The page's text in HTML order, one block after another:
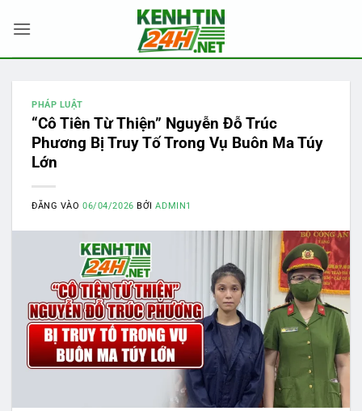
qua
PHÁP LUẬT
“Cô Tiên Từ Thiện” Nguyễn Đỗ Trúc
Phương Bị Truy Tố Trong Vụ Buôn Ma Túy
Lớn
ĐĂNG VÀO06/04/2026 BỞIADMIN1